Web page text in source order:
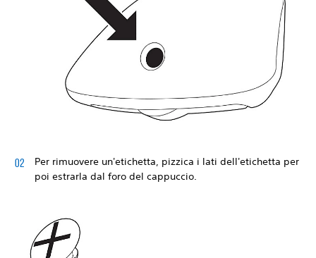
Per rimuovere un'etichetta, pizzica i lati dell'etichetta per
poi estrarla dal foro del cappuccio.